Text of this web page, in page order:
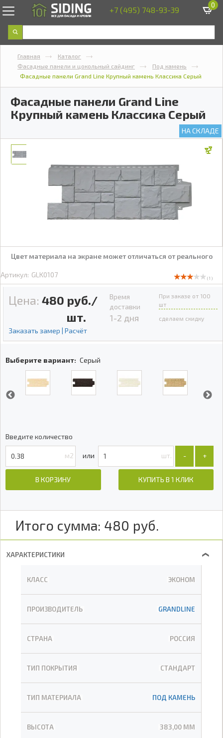
+7 (495) 748-93-39 0
Главная
Каталог
Фасадные панели и цокольный сайдинг
Под камень
Фасадные панели Grand Line Крупный камень Классика Серый
Фасадные панели Grand Line
Крупный камень Классика Серый
НА СКЛАДЕ
Цвет материала на экране может отличаться от реального
Артикул: GLK0107 ( 1 )
Цена: 480 руб./
шт.
Заказать замер | Расчёт
Время
доставки
1-2 дня
При заказе от 100
шт
сделаем скидку
Выберите вариант: Серый
Введите количество
м2 шт. +
-
В КОРЗИНУ КУПИТЬ В 1 КЛИК
Итого сумма: 480 руб.
ХАРАКТЕРИСТИКИ ❯
КЛАСС ЭКОНОМ
ПРОИЗВОДИТЕЛЬ GRANDLINE
СТРАНА РОССИЯ
ТИП ПОКРЫТИЯ СТАНДАРТ
ТИП МАТЕРИАЛА ПОД КАМЕНЬ
ВЫСОТА 383,00 ММ